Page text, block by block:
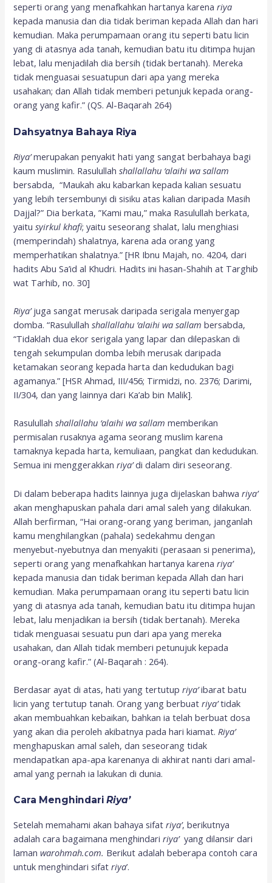
seperti orang yang menafkahkan hartanya karenariya
kepada manusia dan dia tidak beriman kepada Allah dan hari
kemudian. Maka perumpamaan orang itu seperti batu licin
yang di atasnya ada tanah, kemudian batu itu ditimpa hujan
lebat, lalu menjadilah dia bersih (tidak bertanah). Mereka
tidak menguasai sesuatupun dari apa yang mereka
usahakan; dan Allah tidak memberi petunjuk kepada orang-
orang yang kafir.” (QS. Al-Baqarah 264)
Dahsyatnya Bahaya Riya
Riya’merupakan penyakit hati yang sangat berbahaya bagi
kaum muslimin. Rasulullahshallallahu ‘alaihi wa sallam
bersabda, “Maukah aku kabarkan kepada kalian sesuatu
yang lebih tersembunyi di sisiku atas kalian daripada Masih
Dajjal?” Dia berkata, ”Kami mau,” maka Rasulullah berkata,
yaitusyirkul khafi; yaitu seseorang shalat, lalu menghiasi
(memperindah) shalatnya, karena ada orang yang
memperhatikan shalatnya.” [HR Ibnu Majah, no. 4204, dari
hadits Abu Sa’id al Khudri. Hadits ini hasan-Shahih at Targhib
wat Tarhib, no. 30]
Riya’juga sangat merusak daripada serigala menyergap
domba. “Rasulullahshallallahu ‘alaihi wa sallam bersabda,
“Tidaklah dua ekor serigala yang lapar dan dilepaskan di
tengah sekumpulan domba lebih merusak daripada
ketamakan seorang kepada harta dan kedudukan bagi
agamanya.” [HSR Ahmad, III/456; Tirmidzi, no. 2376; Darimi,
II/304, dan yang lainnya dari Ka’ab bin Malik].
Rasulullahshallallahu ‘alaihi wa sallam memberikan
permisalan rusaknya agama seorang muslim karena
tamaknya kepada harta, kemuliaan, pangkat dan kedudukan.
Semua ini menggerakkanriya’di dalam diri seseorang.
Di dalam beberapa hadits lainnya juga dijelaskan bahwariya’
akan menghapuskan pahala dari amal saleh yang dilakukan.
Allah berfirman, “Hai orang-orang yang beriman, janganlah
kamu menghilangkan (pahala) sedekahmu dengan
menyebut-nyebutnya dan menyakiti (perasaan si penerima),
seperti orang yang menafkahkan hartanya karenariya’
kepada manusia dan tidak beriman kepada Allah dan hari
kemudian. Maka perumpamaan orang itu seperti batu licin
yang di atasnya ada tanah, kemudian batu itu ditimpa hujan
lebat, lalu menjadikan ia bersih (tidak bertanah). Mereka
tidak menguasai sesuatu pun dari apa yang mereka
usahakan, dan Allah tidak memberi petunujuk kepada
orang-orang kafir.” (Al-Baqarah : 264).
Berdasar ayat di atas, hati yang tertutupriya’ibarat batu
licin yang tertutup tanah. Orang yang berbuatriya’tidak
akan membuahkan kebaikan, bahkan ia telah berbuat dosa
yang akan dia peroleh akibatnya pada hari kiamat. Riya’
menghapuskan amal saleh, dan seseorang tidak
mendapatkan apa-apa karenanya di akhirat nanti dari amal-
amal yang pernah ia lakukan di dunia.
Cara MenghindariRiya’
Setelah memahami akan bahaya sifatriya’, berikutnya
adalah cara bagaimana menghindaririya’yang dilansir dari
lamanwarohmah.com. Berikut adalah beberapa contoh cara
untuk menghindari sifatriya’.